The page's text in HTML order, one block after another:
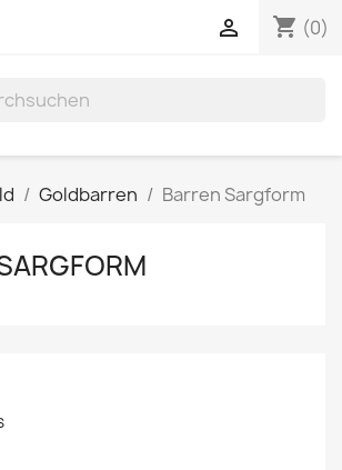
shopping_cart (0)

Goldbarren Barren Sargform